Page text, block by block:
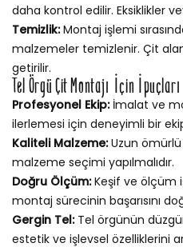
daha kontrol edilir. Eksiklikler
Temizlik:Montaj işlemi
malzemeler temizlenir. Çit
getirilir.
Tel Örgü Çit Montajı İçin İpuçları
Profesyonel Ekip:İmalat ve
ilerlemesi için deneyimli bir
Kaliteli Malzeme:Uzun ömürlü
malzeme seçimi yapılmalıdır.
Doğru Ölçüm:Keşif ve ölçüm
montaj sürecinin başarısını
Gergin Tel:Tel örgünün
estetik ve işlevsel özelliklerini